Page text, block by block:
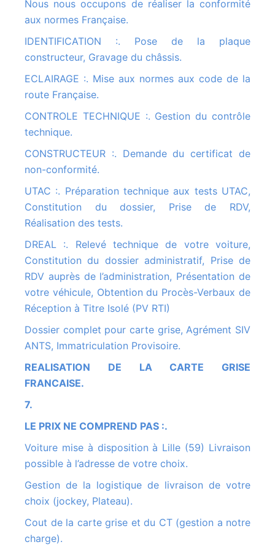
Nous nous occupons de réaliser la conformité
aux normes Française.
IDENTIFICATION :. Pose de la plaque
constructeur, Gravage du châssis.
ECLAIRAGE :. Mise aux normes aux code de la
route Française.
CONTROLE TECHNIQUE :. Gestion du contrôle
technique.
CONSTRUCTEUR :. Demande du certificat de
non-conformité.
UTAC :. Préparation technique aux tests UTAC,
Constitution du dossier, Prise de RDV,
Réalisation des tests.
DREAL :. Relevé technique de votre voiture,
Constitution du dossier administratif, Prise de
RDV auprès de l’administration, Présentation de
votre véhicule, Obtention du Procès-Verbaux de
Réception à Titre Isolé (PV RTI)
Dossier complet pour carte grise, Agrément SIV
ANTS, Immatriculation Provisoire.
REALISATION DE LA CARTE GRISE
FRANCAISE.
7.
LE PRIX NE COMPREND PAS :.
Voiture mise à disposition à Lille (59) Livraison
possible à l’adresse de votre choix.
Gestion de la logistique de livraison de votre
choix (jockey, Plateau).
Cout de la carte grise et du CT (gestion a notre
charge).